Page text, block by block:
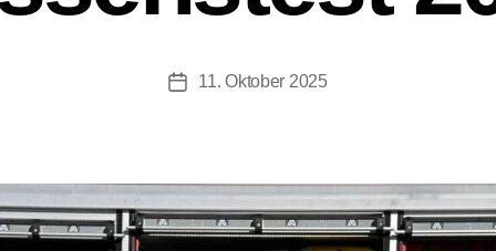
Beitragsdatum
11. Oktober 2025